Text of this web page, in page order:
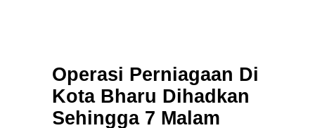
Operasi Perniagaan Di
Kota Bharu Dihadkan
Sehingga 7 Malam